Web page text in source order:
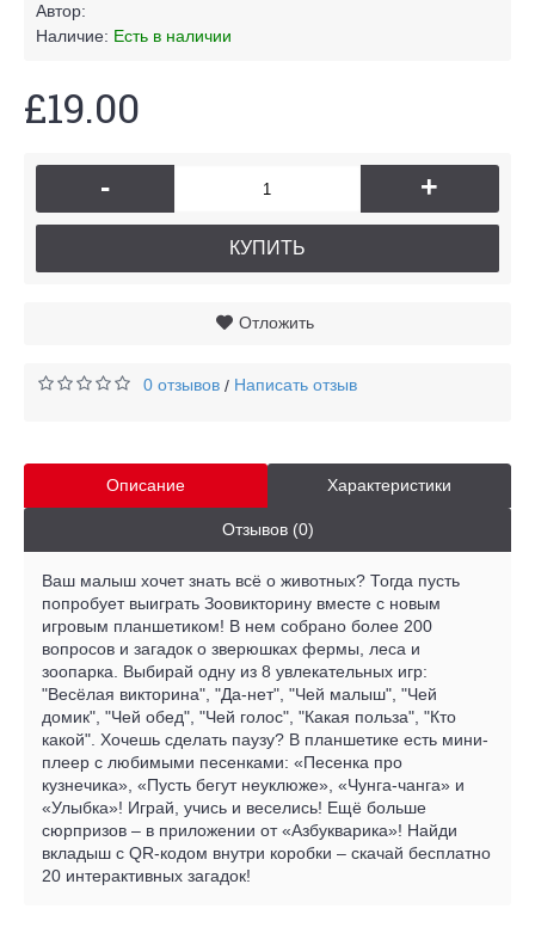
Автор:
Наличие: Есть в наличии
£19.00
- +
КУПИТЬ
Отложить
0 отзывов / Написать отзыв
Описание Характеристики
Отзывов (0)
Ваш малыш хочет знать всё о животных? Тогда пусть
попробует выиграть Зоовикторину вместе с новым
игровым планшетиком! В нем собрано более 200
вопросов и загадок о зверюшках фермы, леса и
зоопарка. Выбирай одну из 8 увлекательных игр:
"Весёлая викторина", "Да-нет", "Чей малыш", "Чей
домик", "Чей обед", "Чей голос", "Какая польза", "Кто
какой". Хочешь сделать паузу? В планшетике есть мини-
плеер с любимыми песенками: «Песенка про
кузнечика», «Пусть бегут неуклюже», «Чунга-чанга» и
«Улыбка»! Играй, учись и веселись! Ещё больше
сюрпризов – в приложении от «Азбукварика»! Найди
вкладыш с QR-кодом внутри коробки – скачай бесплатно
20 интерактивных загадок!